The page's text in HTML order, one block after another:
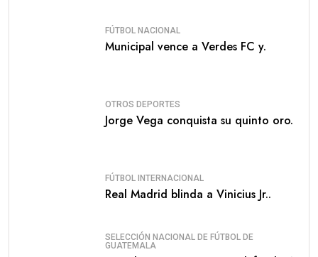
FÚTBOL NACIONAL
Municipal vence a Verdes FC y.
OTROS DEPORTES
Jorge Vega conquista su quinto oro.
FÚTBOL INTERNACIONAL
Real Madrid blinda a Vinicius Jr..
SELECCIÓN NACIONAL DE FÚTBOL DE
GUATEMALA